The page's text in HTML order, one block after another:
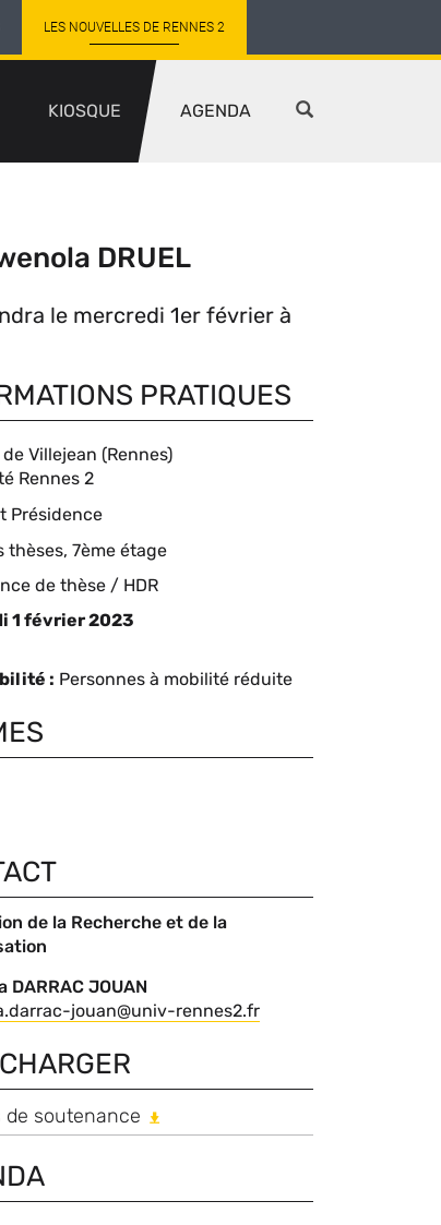
LES NOUVELLES DE RENNES 2
KIOSQUE AGENDA
DRUEL
le mercredi 1er février à
PRATIQUES
Villejean (Rennes)
Rennes 2
Présidence
thèses, 7ème étage
de thèse / HDR
1 février 2023
Personnes à mobilité réduite
de la Recherche et de la
DARRAC JOUAN
jouan@univ-rennes2.fr
de soutenance